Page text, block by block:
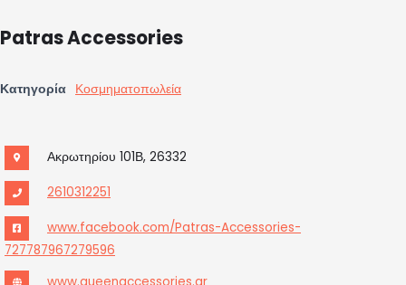
Patras Accessories
Κατηγορία Κοσμηματοπωλεία
Ακρωτηρίου 101Β, 26332
2610312251
www.facebook.com/Patras-Accessories-
727787967279596